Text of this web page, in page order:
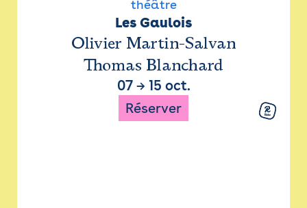
théâtre
Les Gaulois
Olivier Martin-Salvan
Thomas Blanchard
07→ 15 oct.
Réserver